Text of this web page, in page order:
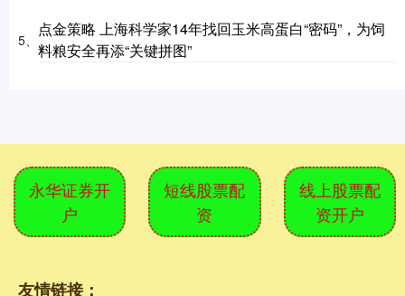
5、
点金策略 上海科学家14年找回玉米高蛋白“密码”，为饲
料粮安全再添“关键拼图”
永华证券开
户
短线股票配
资
线上股票配
资开户
友情链接：